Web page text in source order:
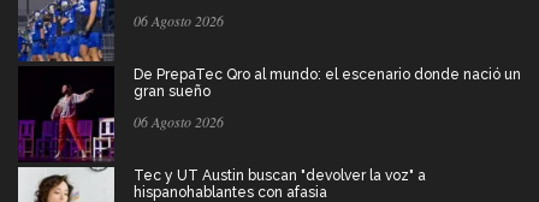
06 Agosto 2026
De PrepaTec Qro al mundo: el escenario donde nació un
gran sueño
06 Agosto 2026
Tec y UT Austin buscan "devolver la voz" a
hispanohablantes con afasia